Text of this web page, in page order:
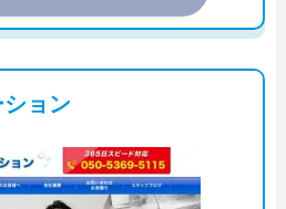
ョン